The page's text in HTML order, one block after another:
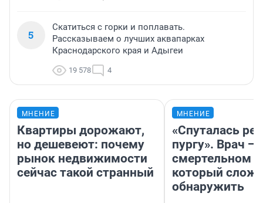
5
Скатиться с горки и поплавать.
Рассказываем о лучших аквапарках
Краснодарского края и Адыгеи
19 578 4
МНЕНИЕ
Квартиры дорожают,
но дешевеют: почему
рынок недвижимости
сейчас такой странный
МНЕНИЕ
«Спуталась
пургу». Врач —
смертельном
который
обнаружить